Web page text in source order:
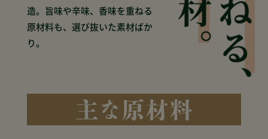
造。
旨味や辛味、香味を重ねる
原材料も、 選び抜いた素材ばか
り。